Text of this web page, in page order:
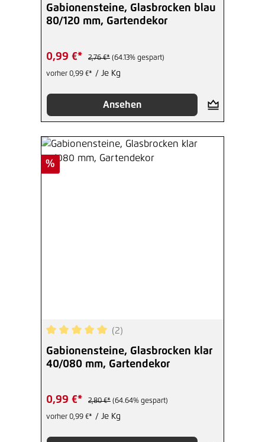
Gabionensteine, Glasbrocken blau
80/120 mm, Gartendekor
0,99 €* 2,76 €* (64.13% gespart)
vorher 0,99 €* / Je Kg
Ansehen
Rabatt
%
Durchschnittliche Bewertung von 5 von 5
(2)
Gabionensteine, Glasbrocken klar
40/080 mm, Gartendekor
0,99 €* 2,80 €* (64.64% gespart)
vorher 0,99 €* / Je Kg